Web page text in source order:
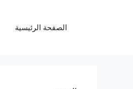
الصفحة الرئيسية